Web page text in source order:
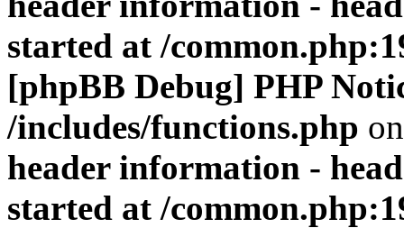
started at /
[phpBB Debug] PHP
/includes/functions.php
header information -
started at /